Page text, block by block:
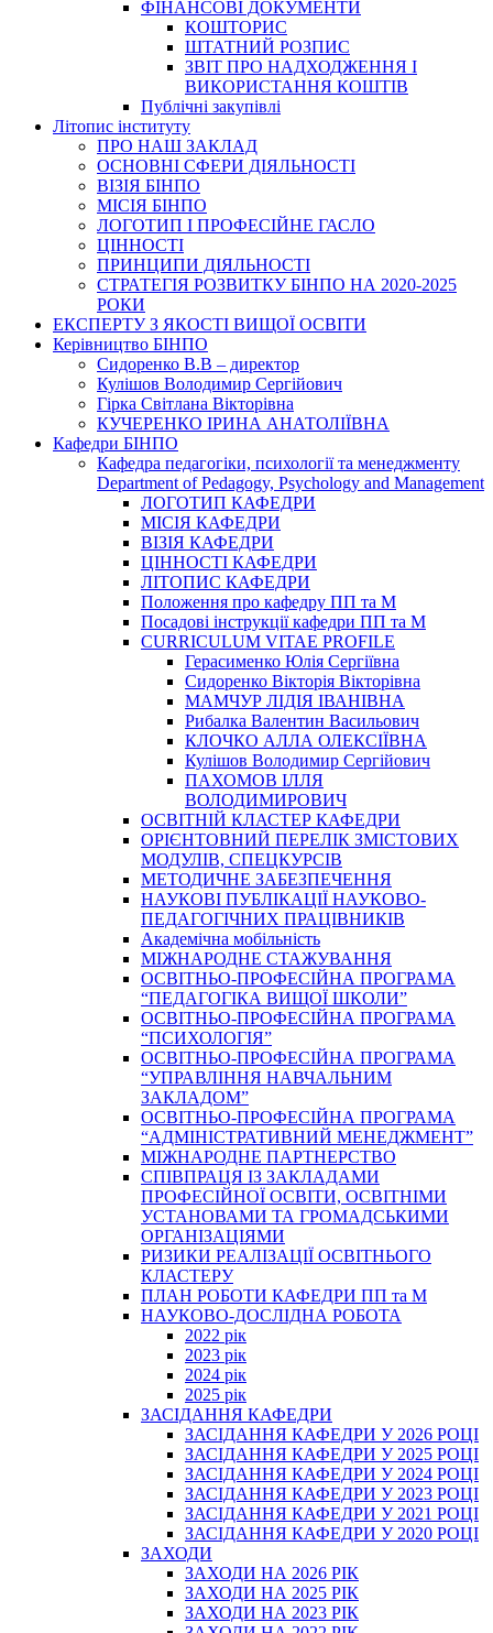
ФІНАНСОВІ ДОКУМЕНТИ
КОШТОРИС
ШТАТНИЙ РОЗПИС
ЗВІТ ПРО НАДХОДЖЕННЯ І
ВИКОРИСТАННЯ КОШТІВ
Публічні закупівлі
Літопис інституту
ПРО НАШ ЗАКЛАД
ОСНОВНІ СФЕРИ ДІЯЛЬНОСТІ
ВІЗІЯ БІНПО
МІСІЯ БІНПО
ЛОГОТИП І ПРОФЕСІЙНЕ ГАСЛО
ЦІННОСТІ
ПРИНЦИПИ ДІЯЛЬНОСТІ
СТРАТЕГІЯ РОЗВИТКУ БІНПО НА 2020-2025
РОКИ
ЕКСПЕРТУ З ЯКОСТІ ВИЩОЇ ОСВІТИ
Керівництво БІНПО
Сидоренко В.В – директор
Кулішов Володимир Сергійович
Гірка Світлана Вікторівна
КУЧЕРЕНКО ІРИНА АНАТОЛІЇВНА
Кафедри БІНПО
Кафедра педагогіки, психології та менеджменту
Department of Pedagogy, Psychology and Management
ЛОГОТИП КАФЕДРИ
МІСІЯ КАФЕДРИ
ВІЗІЯ КАФЕДРИ
ЦІННОСТІ КАФЕДРИ
ЛІТОПИС КАФЕДРИ
Положення про кафедру ПП та М
Посадові інструкції кафедри ПП та М
CURRICULUM VITAE PROFILE
Герасименко Юлія Сергіївна
Сидоренко Вікторія Вікторівна
МАМЧУР ЛІДІЯ ІВАНІВНА
Рибалка Валентин Васильович
КЛОЧКО АЛЛА ОЛЕКСІЇВНА
Кулішов Володимир Сергійович
ПАХОМОВ ІЛЛЯ
ВОЛОДИМИРОВИЧ
ОСВІТНІЙ КЛАСТЕР КАФЕДРИ
ОРІЄНТОВНИЙ ПЕРЕЛІК ЗМІСТОВИХ
МОДУЛІВ, СПЕЦКУРСІВ
МЕТОДИЧНЕ ЗАБЕЗПЕЧЕННЯ
НАУКОВІ ПУБЛІКАЦІЇ НАУКОВО-
ПЕДАГОГІЧНИХ ПРАЦІВНИКІВ
Академічна мобільність
МІЖНАРОДНЕ СТАЖУВАННЯ
ОСВІТНЬО-ПРОФЕСІЙНА ПРОГРАМА
“ПЕДАГОГІКА ВИЩОЇ ШКОЛИ”
ОСВІТНЬО-ПРОФЕСІЙНА ПРОГРАМА
“ПСИХОЛОГІЯ”
ОСВІТНЬО-ПРОФЕСІЙНА ПРОГРАМА
“УПРАВЛІННЯ НАВЧАЛЬНИМ
ЗАКЛАДОМ”
ОСВІТНЬО-ПРОФЕСІЙНА ПРОГРАМА
“АДМІНІСТРАТИВНИЙ МЕНЕДЖМЕНТ”
МІЖНАРОДНЕ ПАРТНЕРСТВО
СПІВПРАЦЯ ІЗ ЗАКЛАДАМИ
ПРОФЕСІЙНОЇ ОСВІТИ, ОСВІТНІМИ
УСТАНОВАМИ ТА ГРОМАДСЬКИМИ
ОРГАНІЗАЦІЯМИ
РИЗИКИ РЕАЛІЗАЦІЇ ОСВІТНЬОГО
КЛАСТЕРУ
ПЛАН РОБОТИ КАФЕДРИ ПП та М
НАУКОВО-ДОСЛІДНА РОБОТА
2022 рік
2023 рік
2024 рік
2025 рік
ЗАСІДАННЯ КАФЕДРИ
ЗАСІДАННЯ КАФЕДРИ У 2026 РОЦІ
ЗАСІДАННЯ КАФЕДРИ У 2025 РОЦІ
ЗАСІДАННЯ КАФЕДРИ У 2024 РОЦІ
ЗАСІДАННЯ КАФЕДРИ У 2023 РОЦІ
ЗАСІДАННЯ КАФЕДРИ У 2021 РОЦІ
ЗАСІДАННЯ КАФЕДРИ У 2020 РОЦІ
ЗАХОДИ
ЗАХОДИ НА 2026 РІК
ЗАХОДИ НА 2025 РІК
ЗАХОДИ НА 2023 РІК